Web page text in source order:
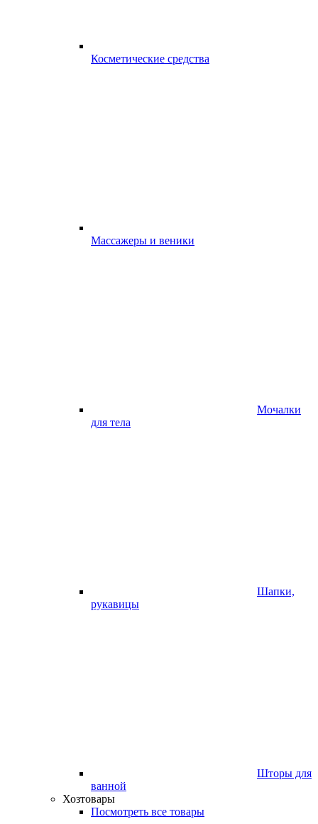
Косметические средства
Массажеры и веники
Мочалки
для тела
Шапки,
рукавицы
Шторы для
ванной
Хозтовары
Посмотреть все товары